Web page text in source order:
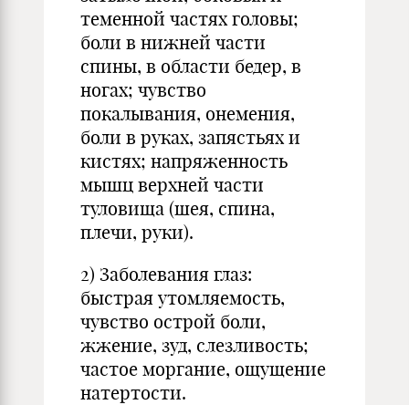
теменной частях головы;
боли в нижней части
спины, в области бедер, в
ногах; чувство
покалывания, онемения,
боли в руках, запястьях и
кистях; напряженность
мышц верхней части
туловища (шея, спина,
плечи, руки).
2) Заболевания глаз:
быстрая утомляемость,
чувство острой боли,
жжение, зуд, слезливость;
частое моргание, ощущение
натертости.